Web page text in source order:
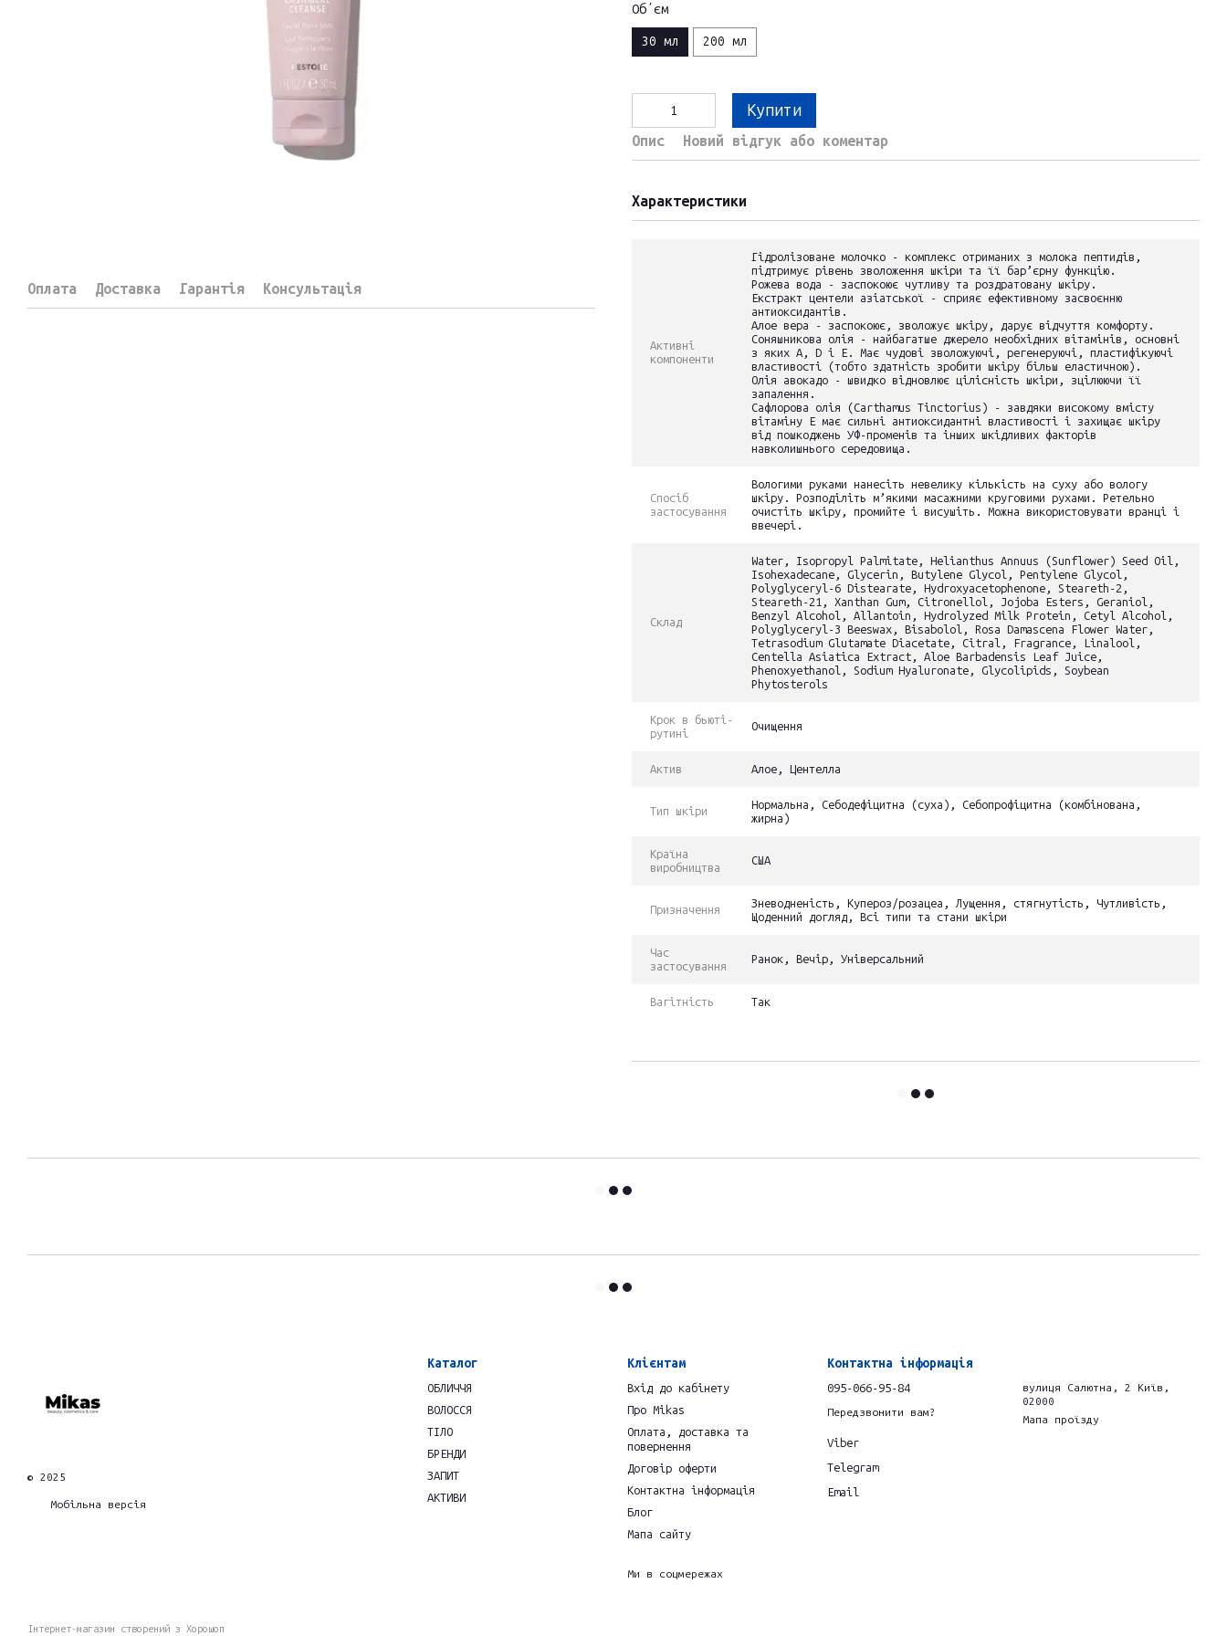
Оплата Доставка Гарантія Консультація
Обʼєм
30 мл 200 мл
Купити
Опис Новий відгук або коментар
Характеристики
Активні
компоненти
Гідролізоване молочко - комплекс отриманих з молока пептидів,
підтримує рівень зволоження шкіри та її бар’єрну функцію.
Рожева вода - заспокоює чутливу та роздратовану шкіру.
Екстракт центели азіатської - сприяє ефективному засвоєнню
антиоксидантів.
Алое вера - заспокоює, зволожує шкіру, дарує відчуття комфорту.
Соняшникова олія - найбагатше джерело необхідних вітамінів, основні
з яких А, D і E. Має чудові зволожуючі, регенеруючі, пластифікуючі
властивості (тобто здатність зробити шкіру більш еластичною).
Олія авокадо - швидко відновлює цілісність шкіри, зцілюючи її
запалення.
Сафлорова олія (Carthamus Tinctorius) - завдяки високому вмісту
вітаміну Е має сильні антиоксидантні властивості і захищає шкіру
від пошкоджень УФ-променів та інших шкідливих факторів
навколишнього середовища.
Спосіб
застосування
Вологими руками нанесіть невелику кількість на суху або вологу
шкіру. Розподіліть м’якими масажними круговими рухами. Ретельно
очистіть шкіру, промийте і висушіть. Можна використовувати вранці і
ввечері.
Склад
Water, Isopropyl Palmitate, Helianthus Annuus (Sunflower) Seed Oil,
Isohexadecane, Glycerin, Butylene Glycol, Pentylene Glycol,
Polyglyceryl-6 Distearate, Hydroxyacetophenone, Steareth-2,
Steareth-21, Xanthan Gum, Citronellol, Jojoba Esters, Geraniol,
Benzyl Alcohol, Allantoin, Hydrolyzed Milk Protein, Cetyl Alcohol,
Polyglyceryl-3 Beeswax, Bisabolol, Rosa Damascena Flower Water,
Tetrasodium Glutamate Diacetate, Citral, Fragrance, Linalool,
Centella Asiatica Extract, Aloe Barbadensis Leaf Juice,
Phenoxyethanol, Sodium Hyaluronate, Glycolipids, Soybean
Phytosterols
Крок в бьюті-
рутині
Очищення
Актив Алое, Центелла
Тип шкіри
Нормальна, Себодефіцитна (суха), Себопрофіцитна (комбінована,
жирна)
Країна
виробництва
США
Призначення
Зневодненість, Купероз/розацеа, Лущення, стягнутість, Чутливість,
Щоденний догляд, Всі типи та стани шкіри
Час
застосування
Ранок, Вечір, Універсальний
Вагітність Так
© 2025
Мобільна версія
Інтернет-магазин створений з Хорошоп
Каталог
ОБЛИЧЧЯ
ВОЛОССЯ
ТІЛО
БРЕНДИ
ЗАПИТ
АКТИВИ
Клієнтам
Вхід до кабінету
Про Mikas
Оплата, доставка та
повернення
Договір оферти
Контактна інформація
Блог
Мапа сайту
Ми в соцмережах
Контактна інформація
095-066-95-84
Передзвонити вам?
Viber
Telegram
Email
вулиця Салютна, 2 Київ,
02000
Мапа проїзду